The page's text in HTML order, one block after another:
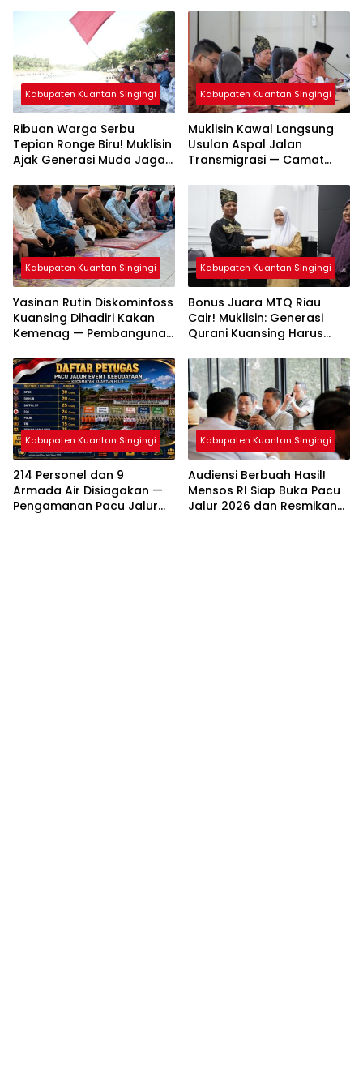
Kabupaten Kuantan Singingi
Ribuan Warga Serbu
Tepian Ronge Biru! Muklisin
Ajak Generasi Muda Jaga
Kabupaten Kuantan Singingi
Muklisin Kawal Langsung
Usulan Aspal Jalan
Transmigrasi — Camat
Kabupaten Kuantan Singingi
Yasinan Rutin Diskominfoss
Kuansing Dihadiri Kakan
Kemenag — Pembangunan
Kabupaten Kuantan Singingi
Bonus Juara MTQ Riau
Cair! Muklisin: Generasi
Qurani Kuansing Harus
Kabupaten Kuantan Singingi
214 Personel dan 9
Armada Air Disiagakan —
Pengamanan Pacu Jalur
Kabupaten Kuantan Singingi
Audiensi Berbuah Hasil!
Mensos RI Siap Buka Pacu
Jalur 2026 dan Resmikan